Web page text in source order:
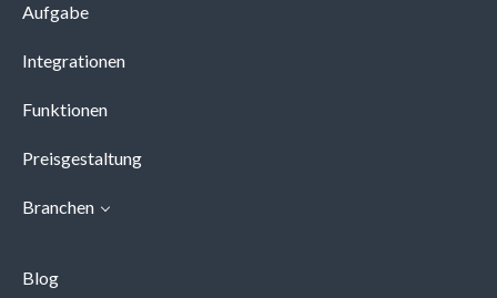
Aufgabe
Integrationen
Funktionen
Preisgestaltung
Branchen
Blog